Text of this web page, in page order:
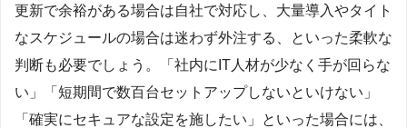
更新で余裕がある場合は自社で対応し、大量導入やタイト
なスケジュールの場合は迷わず外注する、といった柔軟な
判断も必要でしょう。「社内にIT人材が少なく手が回らな
い」「短期間で数百台セットアップしないといけない」
「確実にセキュアな設定を施したい」といった場合には、